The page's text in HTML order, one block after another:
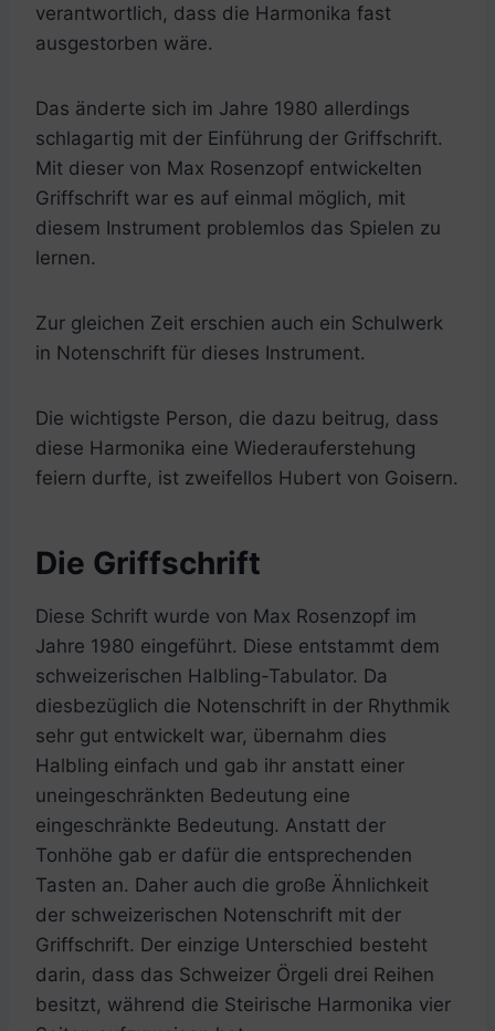
verantwortlich, dass die Harmonika fast
ausgestorben wäre.
Das änderte sich im Jahre 1980 allerdings
schlagartig mit der Einführung der Griffschrift.
Mit dieser von Max Rosenzopf entwickelten
Griffschrift war es auf einmal möglich, mit
diesem Instrument problemlos das Spielen zu
lernen.
Zur gleichen Zeit erschien auch ein Schulwerk
in Notenschrift für dieses Instrument.
Die wichtigste Person, die dazu beitrug, dass
diese Harmonika eine Wiederauferstehung
feiern durfte, ist zweifellos Hubert von Goisern.
Die Griffschrift
Diese Schrift wurde von Max Rosenzopf im
Jahre 1980 eingeführt. Diese entstammt dem
schweizerischen Halbling-Tabulator. Da
diesbezüglich die Notenschrift in der Rhythmik
sehr gut entwickelt war, übernahm dies
Halbling einfach und gab ihr anstatt einer
uneingeschränkten Bedeutung eine
eingeschränkte Bedeutung. Anstatt der
Tonhöhe gab er dafür die entsprechenden
Tasten an. Daher auch die große Ähnlichkeit
der schweizerischen Notenschrift mit der
Griffschrift. Der einzige Unterschied besteht
darin, dass das Schweizer Örgeli drei Reihen
besitzt, während die Steirische Harmonika vier